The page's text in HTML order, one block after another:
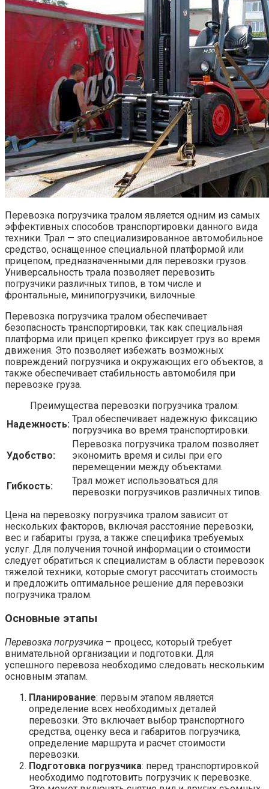
Перевозка погрузчика тралом является одним из самых
эффективных способов транспортировки данного вида
техники. Трал — это специализированное автомобильное
средство, оснащенное специальной платформой или
прицепом, предназначенными для перевозки грузов.
Универсальность трала позволяет перевозить
погрузчики различных типов, в том числе и
фронтальные, минипогрузчики, вилочные.
Перевозка погрузчика тралом обеспечивает
безопасность транспортировки, так как специальная
платформа или прицеп крепко фиксирует груз во время
движения. Это позволяет избежать возможных
повреждений погрузчика и окружающих его объектов, а
также обеспечивает стабильность автомобиля при
перевозке груза.
Преимущества перевозки погрузчика тралом:
Надежность: Трал обеспечивает надежную фиксацию
погрузчика во время транспортировки.
Удобство:
Перевозка погрузчика тралом позволяет
экономить время и силы при его
перемещении между объектами.
Гибкость:
Трал может использоваться для
перевозки погрузчиков различных типов.
Цена на перевозку погрузчика тралом зависит от
нескольких факторов, включая расстояние перевозки,
вес и габариты груза, а также специфика требуемых
услуг. Для получения точной информации о стоимости
следует обратиться к специалистам в области перевозок
тяжелой техники, которые смогут рассчитать стоимость
и предложить оптимальное решение для перевозки
погрузчика тралом.
Основные этапы
Перевозка погрузчика – процесс, который требует
внимательной организации и подготовки. Для
успешного перевоза необходимо следовать нескольким
основным этапам.
Планирование: первым этапом является
определение всех необходимых деталей
перевозки. Это включает выбор транспортного
средства, оценку веса и габаритов погрузчика,
определение маршрута и расчет стоимости
перевозки.
Подготовка погрузчика: перед транспортировкой
необходимо подготовить погрузчик к перевозке.